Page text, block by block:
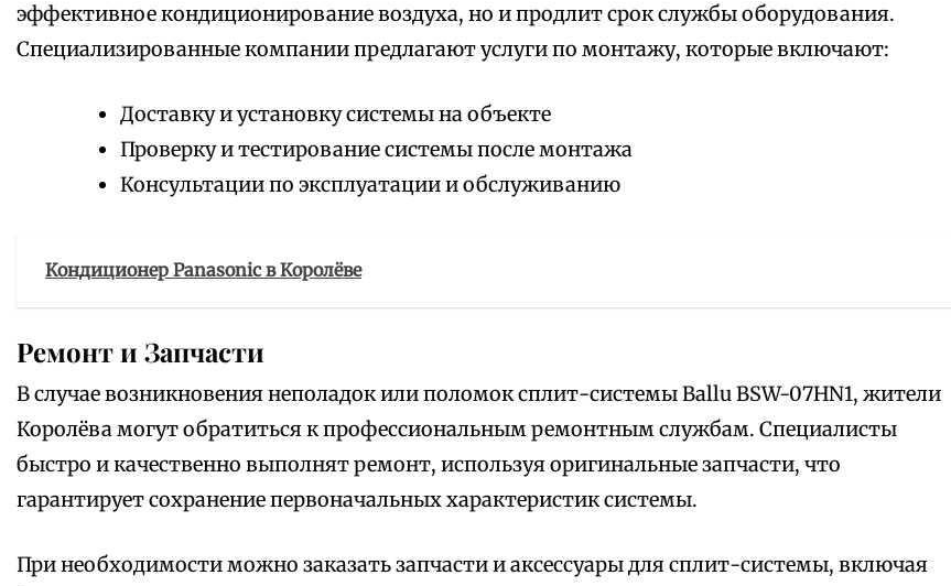
эффективное кондиционирование воздуха, но и продлит срок службы оборудования.
Специализированные компании предлагают услуги по монтажу, которые включают:
Доставку и установку системы на объекте
Проверку и тестирование системы после монтажа
Консультации по эксплуатации и обслуживанию
Кондиционер Panasonic в Королёве
Ремонт и Запчасти
В случае возникновения неполадок или поломок сплит-системы Ballu BSW-07HN1, жители
Королёва могут обратиться к профессиональным ремонтным службам. Специалисты
быстро и качественно выполнят ремонт, используя оригинальные запчасти, что
гарантирует сохранение первоначальных характеристик системы.
При необходимости можно заказать запчасти и аксессуары для сплит-системы, включая